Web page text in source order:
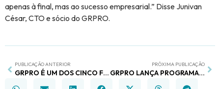
apenas à final, mas ao sucesso empresarial.” Disse Junivan
César, CTO e sócio do GRPRO.
PUBLICAÇÃO ANTERIOR
GRPRO É UM DOS CINCO FINALISTAS ENTRE STARTUPS MINEIRAS PARA ETAPA FINAL DO CAPITAL EMPREENDEDOR 2023
PRÓXIMA PUBLICAÇÃO
GRPRO LANÇA PROGRAMA SEMANAL PARA CLIENTES COM FOCO EM CONTEÚDO ESTRATÉGICO